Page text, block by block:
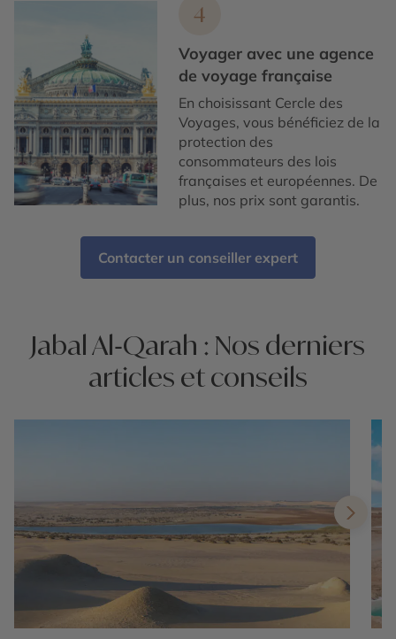
4
Voyager avec une agence
de voyage française
En choisissant Cercle des
Voyages, vous bénéficiez de la
protection des
consommateurs des lois
françaises et européennes. De
plus, nos prix sont garantis.
Contacter un conseiller expert
Jabal Al‑Qarah : Nos derniers
articles et conseils